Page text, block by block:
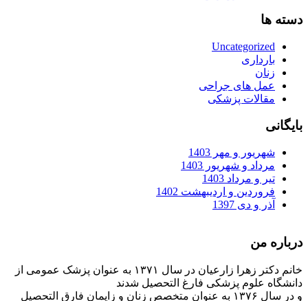
دسته ها
Uncategorized
بارداری
زنان
عمل های جراحی
مقالات پزشکی
بایگانی
شهریور و مهر 1403
مرداد و شهریور 1403
تیر و مرداد 1403
فروردین و اردیبهشت 1402
آذر و دی 1397
درباره من
خانم دکتر زهرا زارعیان در سال ۱۳۷۱ به عنوان پزشک عمومی از
دانشگاه علوم پزشکی فارغ التحصیل شدند
و در سال ۱۳۷۶ به عنوان متخصص زنان و زایمان فارق التحصیل